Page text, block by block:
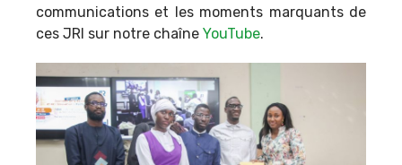
communications et les moments marquants de
ces JRI sur notre chaîne YouTube.